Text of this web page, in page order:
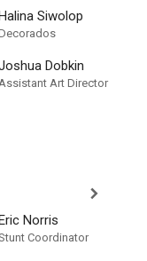
Siwolop
Dobkin
Art Director
Norris
Coordinator